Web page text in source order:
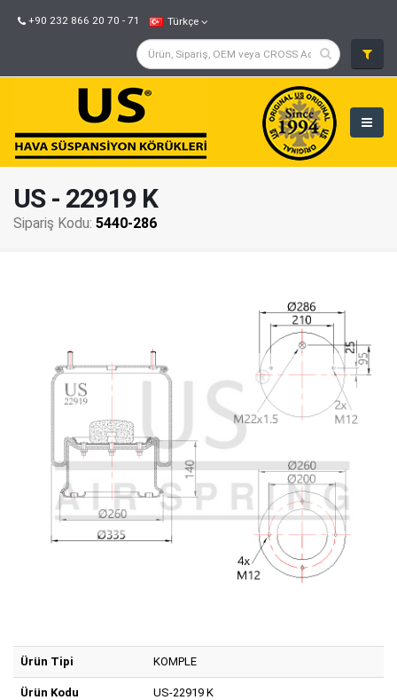
+90 232 866 20 70 - 71 Türkçe
US - 22919 K
Sipariş Kodu: 5440-286
Ürün Tipi KOMPLE
Ürün Kodu US-22919 K